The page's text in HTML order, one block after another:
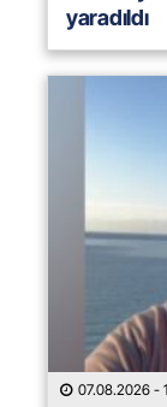
yaradıldı
07.08.2026 -